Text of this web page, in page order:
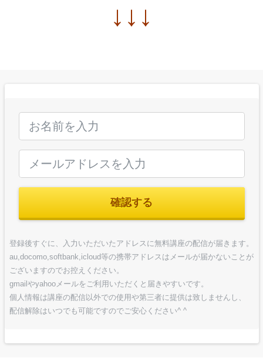
↓↓↓
確認する
登録後すぐに、入力いただいたアドレスに無料講座の配信が届きます。
au,docomo,softbank,icloud等の携帯アドレスはメールが届かないことが
ございますのでお控えください。
gmailやyahooメールをご利用いただくと届きやすいです。
個人情報は講座の配信以外での使用や第三者に提供は致しませんし、
配信解除はいつでも可能ですのでご安心ください^ ^